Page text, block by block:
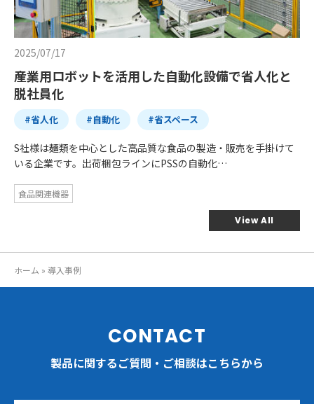
2025/07/17
産業用ロボットを活用した自動化設備で省人化と
脱社員化
#省人化 #自動化 #省スペース
S社様は麺類を中心とした高品質な食品の製造・販売を手掛けて
いる企業です。出荷梱包ラインにPSSの自動化…
食品関連機器
View All
ホーム » 導入事例
CONTACT
製品に関するご質問・ご相談はこちらから